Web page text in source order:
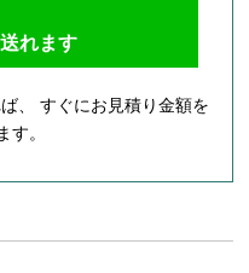
れます
、 すぐにお見積り金額を
す。